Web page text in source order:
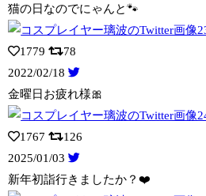
猫の日なのでにゃんと🐾
1779
78
2022/02/18
金曜日お疲れ様🎀
1767
126
2025/01/03
新年初詣行きましたか？❤️